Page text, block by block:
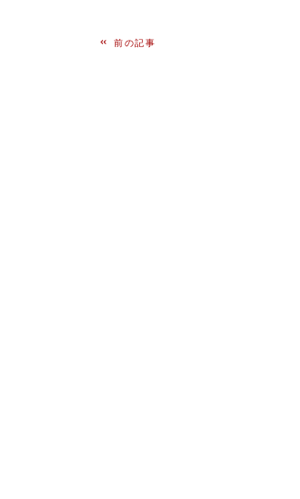
«前の記事